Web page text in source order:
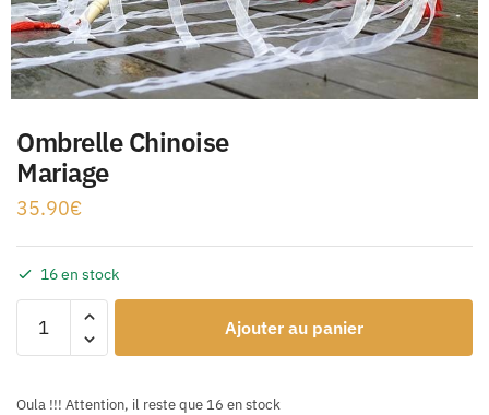
Ombrelle Chinoise
Mariage
35.90€
16 en stock
Ajouter au panier
Oula !!! Attention, il reste que 16 en stock